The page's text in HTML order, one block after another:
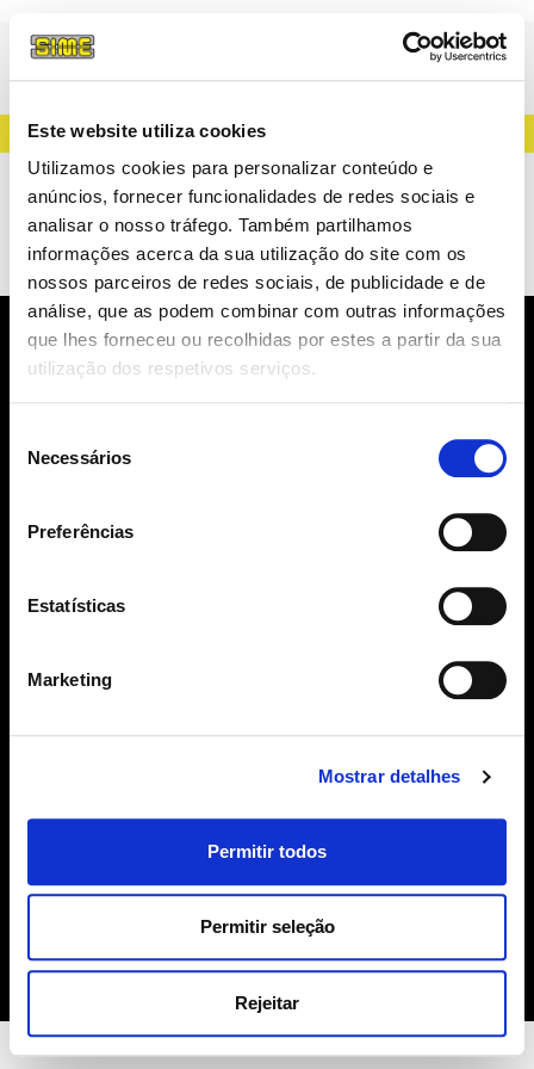
Este website utiliza cookies
Utilizamos cookies para personalizar conteúdo e
anúncios, fornecer funcionalidades de redes sociais e
analisar o nosso tráfego. Também partilhamos
informações acerca da sua utilização do site com os
nossos parceiros de redes sociais, de publicidade e de
análise, que as podem combinar com outras informações
que lhes forneceu ou recolhidas por estes a partir da sua
utilização dos respetivos serviços.
Necessários
Preferências
Estatísticas
Marketing
Mostrar detalhes
Permitir todos
Permitir seleção
Rejeitar
CREATING LIGHT SINCE 1983
AAGSTUCCHI
CONECTORES
NEWSLETTER
SIME
Sobre Nós
Produtos
Contactos